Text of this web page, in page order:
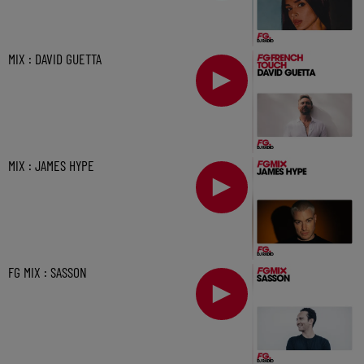
MIX : DAVID GUETTA
MIX : JAMES HYPE
FG MIX : SASSON